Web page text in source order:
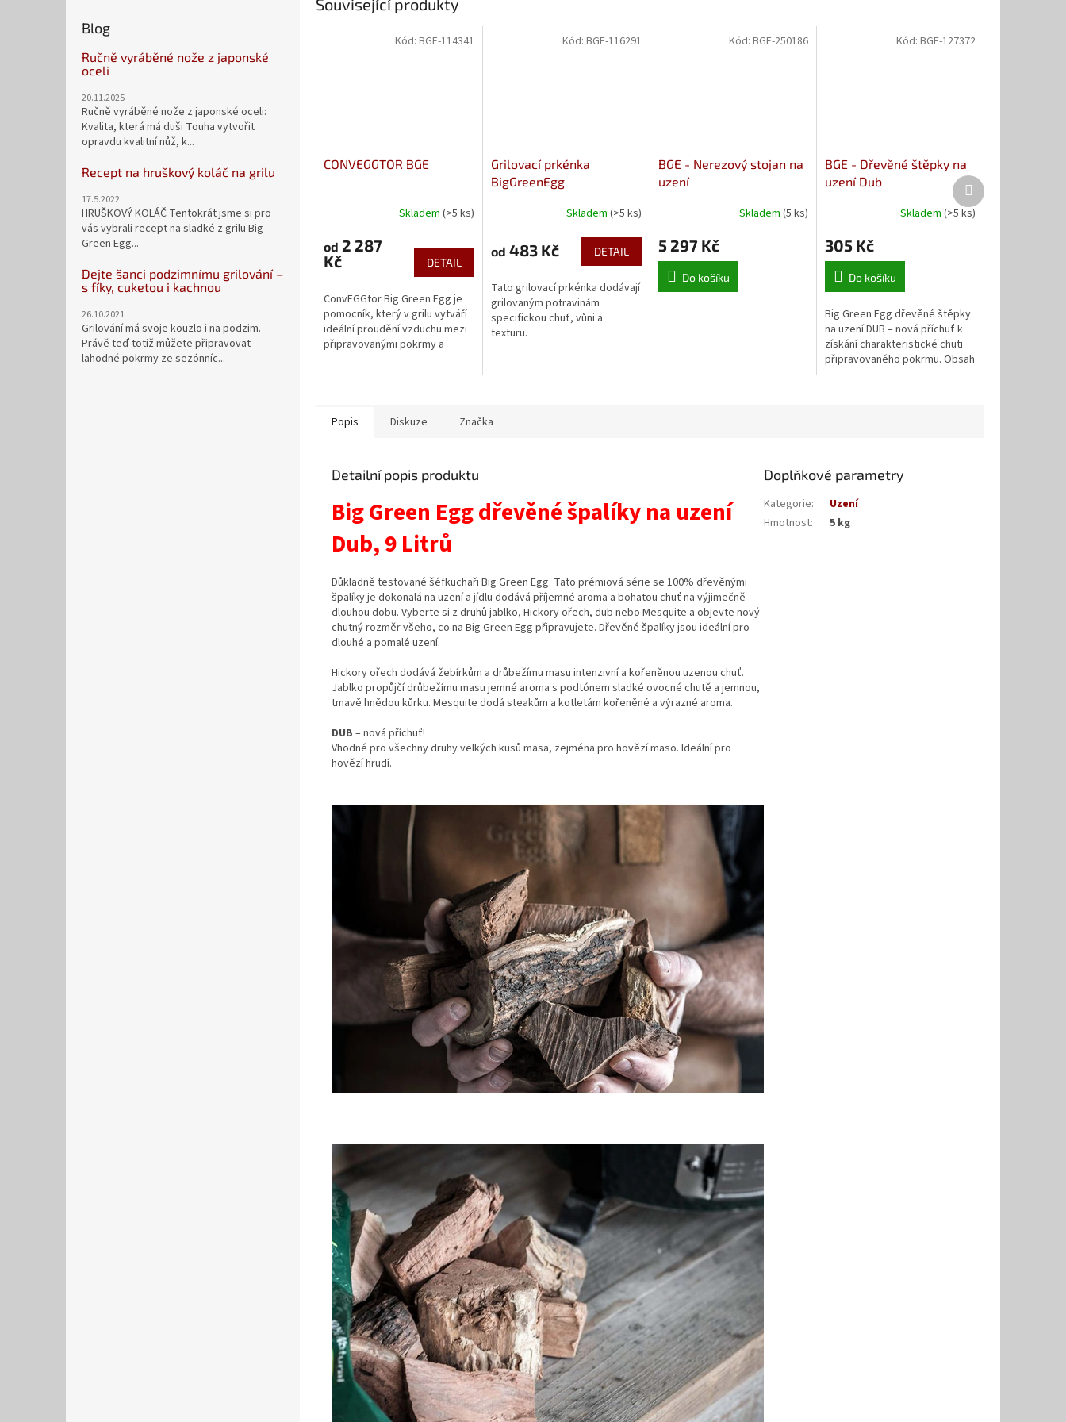
Blog
Ručně vyráběné nože z japonské
oceli
20.11.2025
Ručně vyráběné nože z japonské oceli:
Kvalita, která má duši Touha vytvořit
opravdu kvalitní nůž, k...
Recept na hruškový koláč na grilu
17.5.2022
HRUŠKOVÝ KOLÁČ Tentokrát jsme si pro
vás vybrali recept na sladké z grilu Big
Green Egg...
Dejte šanci podzimnímu grilování –
s fíky, cuketou i kachnou
26.10.2021
Grilování má svoje kouzlo i na podzim.
Právě teď totiž můžete připravovat
lahodné pokrmy ze sezónníc...
Související produkty
CONVEGGTOR BGE
Skladem (>5 ks)
od 2 287
Kč
DETAIL
ConvEGGtor Big Green Egg je
pomocník, který v grilu vytváří
ideální proudění vzduchu mezi
připravovanými pokrmy a
Kód: BGE-114341
Grilovací prkénka
BigGreenEgg
Skladem (>5 ks)
od 483 Kč DETAIL
Tato grilovací prkénka dodávají
grilovaným potravinám
specifickou chuť, vůni a
texturu.
Kód: BGE-116291
BGE - Nerezový stojan na
uzení
Skladem(5 ks)
5 297 Kč
Do košíku
Kód:BGE-250186
BGE - Dřevěné štěpky na
uzení Dub
Skladem (>5 ks)
305 Kč
Do košíku
Big Green Egg dřevěné štěpky
na uzení DUB – nová příchuť k
získání charakteristické chuti
připravovaného pokrmu. Obsah
Kód: BGE-127372
Další
produkt
Popis Diskuze Značka
Detailní popis produktu
Big Green Egg dřevěné špalíky na uzení
Dub,9Litrů
Důkladně testované šéfkuchaři Big Green Egg. Tato prémiová série se 100% dřevěnými
špalíky je dokonalá na uzení a jídlu dodává příjemné aroma a bohatou chuť na výjimečně
dlouhou dobu. Vyberte si z druhů jablko, Hickory ořech, dub nebo Mesquite a objevte nový
chutný rozměr všeho, co na Big Green Egg připravujete. Dřevěné špalíky jsou ideální pro
dlouhé a pomalé uzení.
Hickory ořech dodává žebírkům a drůbežímu masu intenzivní a kořeněnou uzenou chuť.
Jablko propůjčí drůbežímu masu jemné aroma s podtónem sladké ovocné chutě a jemnou,
tmavě hnědou kůrku. Mesquite dodá steakům a kotletám kořeněné a výrazné aroma.
DUB – nová příchuť!
Vhodné pro všechny druhy velkých kusů masa, zejména pro hovězí maso. Ideální pro
hovězí hrudí.
Doplňkové parametry
Kategorie:
Uzení
Hmotnost: 5 kg